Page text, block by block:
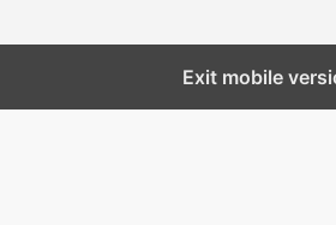
Exit mobile